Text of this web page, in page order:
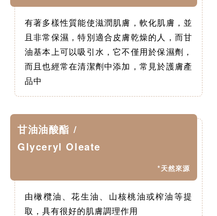
有著多樣性質能使滋潤肌膚，軟化肌膚，並
且非常保濕，特別適合皮膚乾燥的人，而甘
油基本上可以吸引水，它不僅用於保濕劑，
而且也經常在清潔劑中添加，常見於護膚產
品中
甘油油酸酯 /
Glyceryl Oleate
*天然來源
由橄欖油、花生油、山核桃油或榨油等提
取，具有很好的肌膚調理作用